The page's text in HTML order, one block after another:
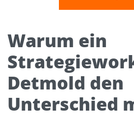
Warum ein
Detmold den
Unterschied